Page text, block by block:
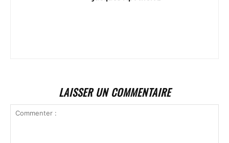
LAISSER UN COMMENTAIRE